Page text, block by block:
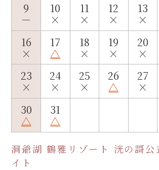
9
－
10
×
11
×
12
×
13
×
16
×
17
△
18
×
19
×
20
×
23
×
24
×
25
×
26
△
27
×
30
△
31
△
洞爺湖 鶴雅リゾート 洸の謌公
イト